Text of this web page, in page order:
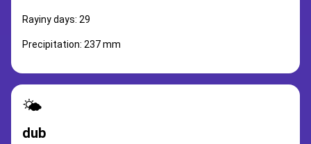
Rayiny days: 29
Precipitation: 237 mm
🌤️
dub